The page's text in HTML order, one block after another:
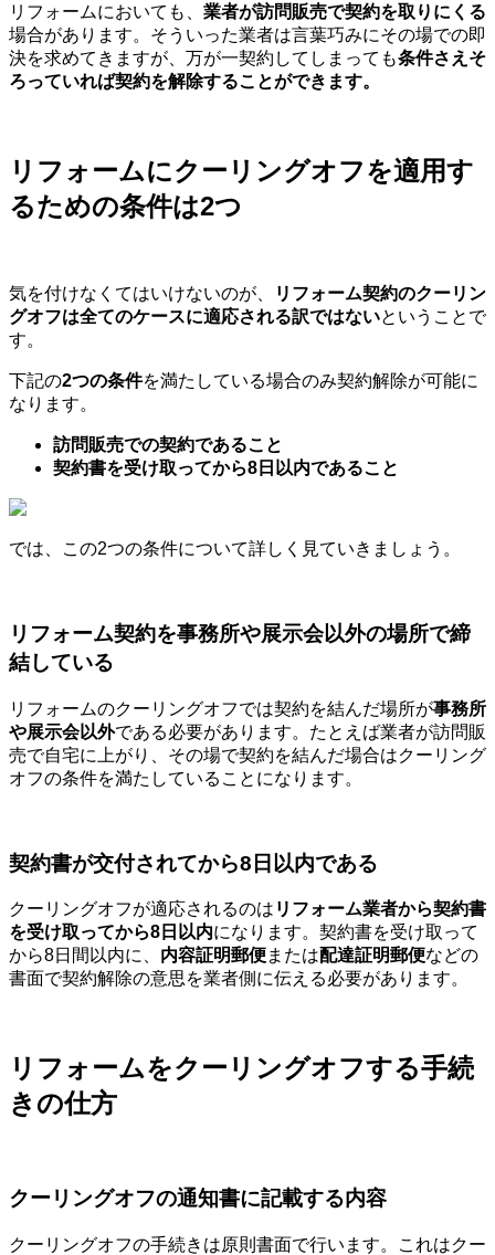
リフォームにおいても、 業者が訪問販売で契約を取りにくる
場合があります。そういった業者は言葉巧みにその場での即
決を求めてきますが、万が一契約してしまっても条件さえそ
ろっていれば契約を解除することができます。
リフォームにクーリングオフを適用す
るための条件は2つ
気を付けなくてはいけないのが、
リフォーム契約のクーリン
グオフは全てのケースに適応される訳ではないということで
す。
下記の2つの条件を満たしている場合のみ契約解除が可能に
なります。
訪問販売での契約であること
契約書を受け取ってから8日以内であること
では、この2つの条件について詳しく見ていきましょう。
リフォーム契約を事務所や展示会以外の場所で締
結している
リフォームのクーリングオフでは契約を結んだ場所が事務所
や展示会以外である必要があります。たとえば業者が訪問販
売で自宅に上がり、その場で契約を結んだ場合はクーリング
オフの条件を満たしていることになります。
契約書が交付されてから8日以内である
クーリングオフが適応されるのは リフォーム業者から契約書
を受け取ってから8日以内になります。契約書を受け取って
から8日間以内に、 内容証明郵便または配達証明郵便などの
書面で契約解除の意思を業者側に伝える必要があります。
リフォームをクーリングオフする手続
きの仕方
クーリングオフの通知書に記載する内容
クーリングオフの手続きは原則書面で行います。これはクー